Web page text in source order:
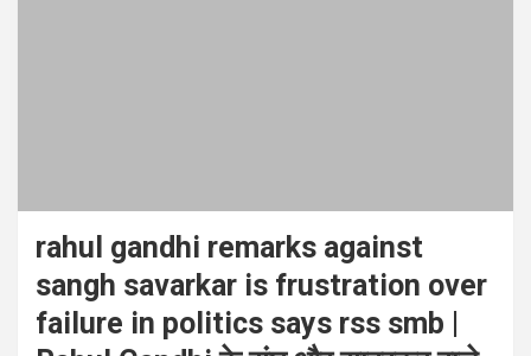
rahul gandhi remarks against
sangh savarkar is frustration over
failure in politics says rss smb |